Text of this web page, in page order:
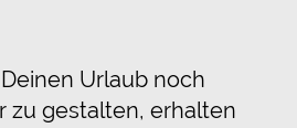
Urlaub noch
zu gestalten, erhalten